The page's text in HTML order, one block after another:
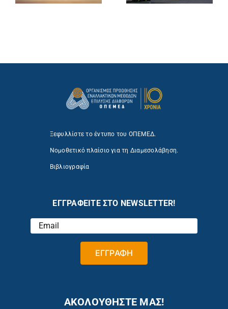
Ξεφυλλίστε το έντυπο του ΟΠΕΜΕΔ.
Νομοθετικό πλαίσιο για τη Διαμεσολάβηση.
Βιβλιογραφία
ΕΓΓΡΑΦΕΙΤΕ ΣΤΟ NEWSLETTER!
ΑΚΟΛΟΥΘΗΣΤΕ ΜΑΣ!